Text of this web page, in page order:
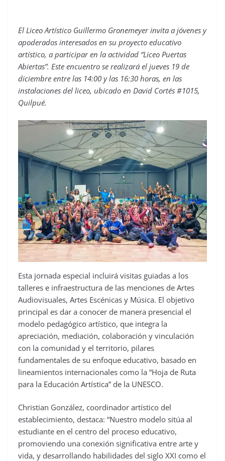
El Liceo Artístico Guillermo Gronemeyer invita a jóvenes y
apoderados interesados en su proyecto educativo
artístico, a participar en la actividad “Liceo Puertas
Abiertas”. Este encuentro se realizará el jueves 19 de
diciembre entre las 14:00 y las 16:30 horas, en las
instalaciones del liceo, ubicado en David Cortés #1015,
Quilpué.
Esta jornada especial incluirá visitas guiadas a los
talleres e infraestructura de las menciones de Artes
Audiovisuales, Artes Escénicas y Música. El objetivo
principal es dar a conocer de manera presencial el
modelo pedagógico artístico, que integra la
apreciación, mediación, colaboración y vinculación
con la comunidad y el territorio, pilares
fundamentales de su enfoque educativo, basado en
lineamientos internacionales como la “Hoja de Ruta
para la Educación Artística” de la UNESCO.
Christian González, coordinador artístico del
establecimiento, destaca: “Nuestro modelo sitúa al
estudiante en el centro del proceso educativo,
promoviendo una conexión significativa entre arte y
vida, y desarrollando habilidades del siglo XXI como el